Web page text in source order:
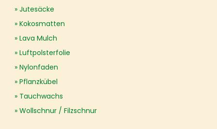
Jutesäcke
Kokosmatten
Lava Mulch
Luftpolsterfolie
Nylonfaden
Pflanzkübel
Tauchwachs
Wollschnur / Filzschnur